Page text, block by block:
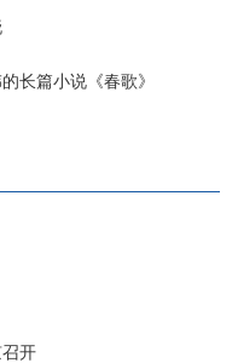
长篇小说《春歌》
开